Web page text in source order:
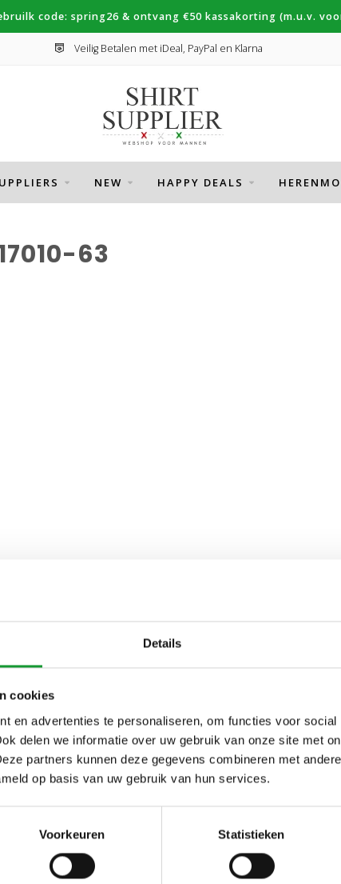
Details
cookies
en advertenties te personaliseren, om functies voor
delen we informatie over uw gebruik van onze site met
partners kunnen deze gegevens combineren met
op basis van uw gebruik van hun services.
Voorkeuren Statistieken
code: spring26 & ontvang €50 kassakorting (m.u.v.
Veilig Betalen met iDeal, PayPal en Klarna
NEW HAPPY DEALS
63